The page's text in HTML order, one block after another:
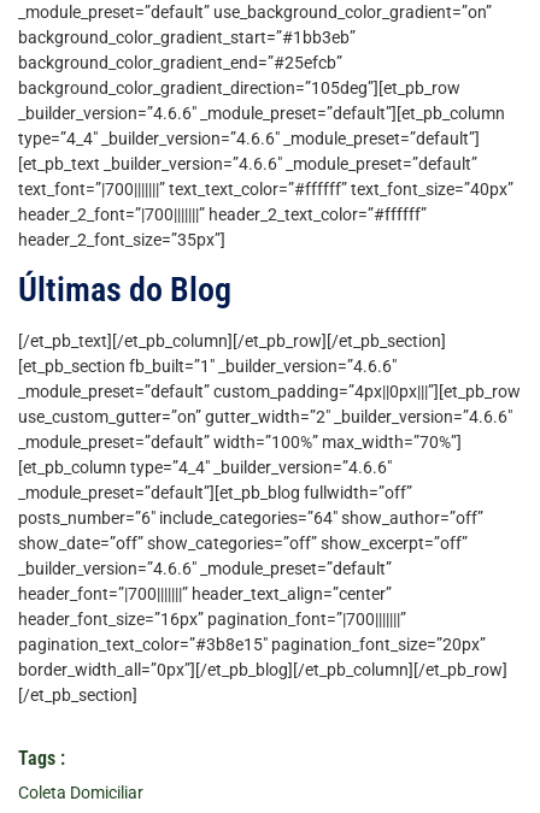
_module_preset=”default” use_background_color_gradient=”on”
background_color_gradient_start=”#1bb3eb”
background_color_gradient_end=”#25efcb”
background_color_gradient_direction=”105deg”][et_pb_row
_builder_version=”4.6.6″ _module_preset=”default”][et_pb_column
type=”4_4″ _builder_version=”4.6.6″ _module_preset=”default”]
[et_pb_text _builder_version=”4.6.6″ _module_preset=”default”
text_font=”|700|||||||” text_text_color=”#ffffff” text_font_size=”40px”
header_2_font=”|700|||||||” header_2_text_color=”#ffffff”
header_2_font_size=”35px”]
Últimas do Blog
[/et_pb_text][/et_pb_column][/et_pb_row][/et_pb_section]
[et_pb_section fb_built=”1″ _builder_version=”4.6.6″
_module_preset=”default” custom_padding=”4px||0px|||”][et_pb_row
use_custom_gutter=”on” gutter_width=”2″ _builder_version=”4.6.6″
_module_preset=”default” width=”100%” max_width=”70%”]
[et_pb_column type=”4_4″ _builder_version=”4.6.6″
_module_preset=”default”][et_pb_blog fullwidth=”off”
posts_number=”6″ include_categories=”64″ show_author=”off”
show_date=”off” show_categories=”off” show_excerpt=”off”
_builder_version=”4.6.6″ _module_preset=”default”
header_font=”|700|||||||” header_text_align=”center”
header_font_size=”16px” pagination_font=”|700|||||||”
pagination_text_color=”#3b8e15″ pagination_font_size=”20px”
border_width_all=”0px”][/et_pb_blog][/et_pb_column][/et_pb_row]
[/et_pb_section]
Tags :
Coleta Domiciliar